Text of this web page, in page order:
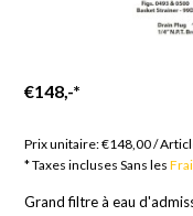
€148,-*
Prix unitaire:€148,00/
* Taxes incluses Sans les
Grand filtre à eau